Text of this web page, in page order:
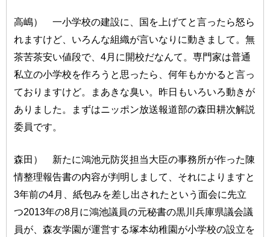
高嶋） 一小学校の建設に、国を上げてと言ったら怒ら
れますけど、いろんな組織が言いなりに動きまして。無
茶苦茶安い値段で、4月に開校だなんて。専門家は普通
私立の小学校を作ろうと思ったら、何年もかかると言っ
ておりますけど。まあきな臭い。昨日もいろいろ動きが
ありました。まずはニッポン放送報道部の森田耕次解説
委員です。
森田） 新たに鴻池元防災担当大臣の事務所が作った陳
情整理報告書の内容が判明しまして、それによりますと
3年前の4月、紙包みを差し出されたという面会に先立
つ2013年の8月に鴻池議員の元秘書の黒川兵庫県議会議
員が、森友学園が運営する塚本幼稚園が小学校の設立を